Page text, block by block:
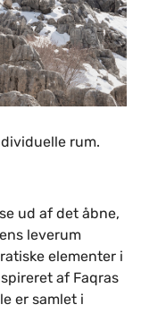
rum.
ud af det åbne,
leverum
elementer i
af Faqras
er samlet i